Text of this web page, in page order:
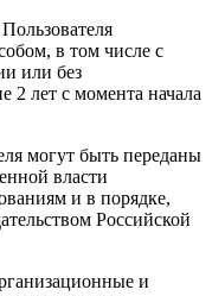
в том числе с
или без
2 лет с момента начала
могут быть переданы
власти
и в порядке,
Российской
и